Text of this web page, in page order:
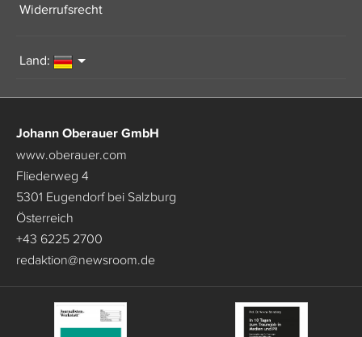
Widerrufsrecht
Land:
Johann Oberauer GmbH
www.oberauer.com
Fliederweg 4
5301 Eugendorf bei Salzburg
Österreich
+43 6225 2700
redaktion@newsroom.de